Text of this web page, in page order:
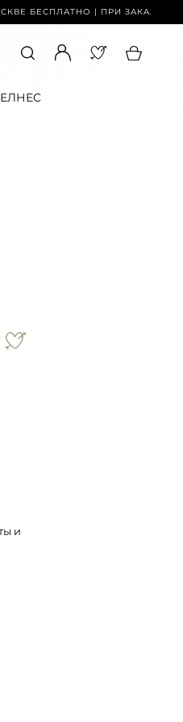
| ПРИ ЗАКАЗЕ ОТ 15
и